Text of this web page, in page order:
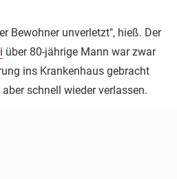
Bewohner unverletzt", hieß. Der
über 80-jährige Mann war zwar
ins Krankenhaus gebracht
schnell wieder verlassen.